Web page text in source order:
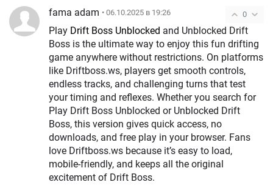
0
fama adam • 06.10.2025 в 19:26
Play Drift Boss Unblocked and Unblocked Drift
Boss is the ultimate way to enjoy this fun drifting
game anywhere without restrictions. On platforms
like Driftboss.ws, players get smooth controls,
endless tracks, and challenging turns that test
your timing and reflexes. Whether you search for
Play Drift Boss Unblocked or Unblocked Drift
Boss, this version gives quick access, no
downloads, and free play in your browser. Fans
love Driftboss.ws because it’s easy to load,
mobile-friendly, and keeps all the original
excitement of Drift Boss.